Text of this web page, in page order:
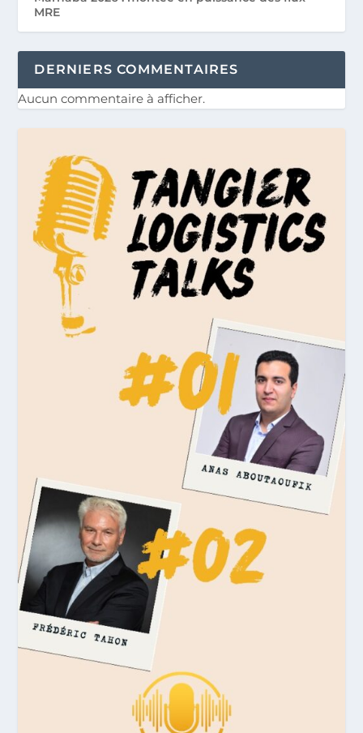
MRE
DERNIERS COMMENTAIRES
Aucun commentaire à afficher.